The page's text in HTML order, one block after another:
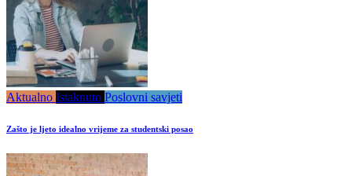
Aktualno Istaknuto Poslovni savjeti
Zašto je ljeto idealno vrijeme za studentski posao